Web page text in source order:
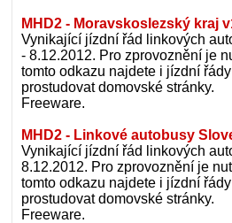
MHD2 - Moravskoslezský kraj
Vynikající jízdní řád linkových
- 8.12.2012. Pro zprovoznění je
tomto odkazu najdete i jízdní
prostudovat domovské stránky.
Freeware.
MHD2 - Linkové autobusy
Vynikající jízdní řád linkových
8.12.2012. Pro zprovoznění je
tomto odkazu najdete i jízdní
prostudovat domovské stránky.
Freeware.